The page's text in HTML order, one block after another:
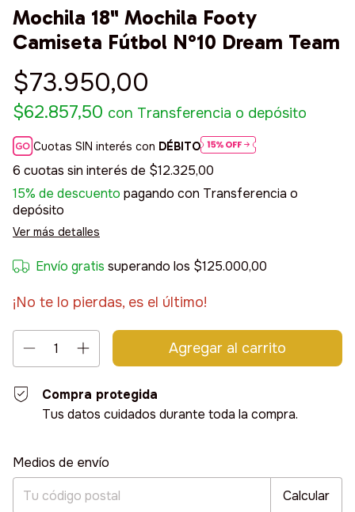
Mochila 18" Mochila Footy
Camiseta Fútbol N°10 Dream Team
$73.950,00
$62.857,50 con Transferencia o depósito
Cuotas SIN interés con DÉBITO
6 cuotas sin interés de $12.325,00
15% de descuento pagando con Transferencia o
depósito
Ver más detalles
Envío gratis superando los $125.000,00
¡No te lo pierdas, es el último!
Compra protegida
Tus datos cuidados durante toda la compra.
Entregas para el CP:
Medios de envío
Calcular